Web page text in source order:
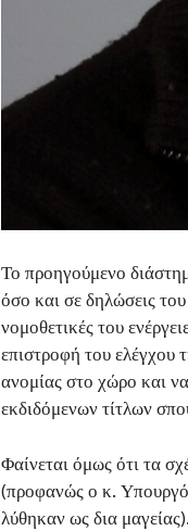
Το προηγούμενο
όσο και σε δηλώσεις
νομοθετικές του
επιστροφή του ελέγχου
ανομίας στο χώρο και
εκδιδόμενων τίτλων
Φαίνεται όμως ότι τα
(προφανώς ο κ.
λύθηκαν ως δια